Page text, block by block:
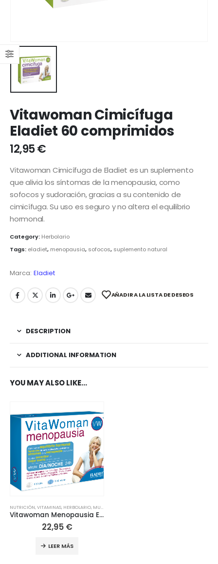
Vitawoman Cimicífuga
Eladiet 60 comprimidos
12,95€
Vitawoman Cimicífuga de Eladiet es un suplemento
que alivia los síntomas de la menopausia, como
sofocos y sudoración, gracias a su contenido de
cimicífuga. Su uso es seguro y no altera el equilibrio
hormonal.
Category: Herbolario
Tags: eladiet, menopausia, sofocos, suplemento natural
Marca: Eladiet
AÑADIR A LA LISTA DE DESEOS
DESCRIPTION
ADDITIONAL INFORMATION
YOU MAY ALSO LIKE…
NUTRICIÓN,VITAMINAS, HERBOLARIO, MUJER
Vitawoman Menopausia Eladiet
22,95 €
LEER MÁS